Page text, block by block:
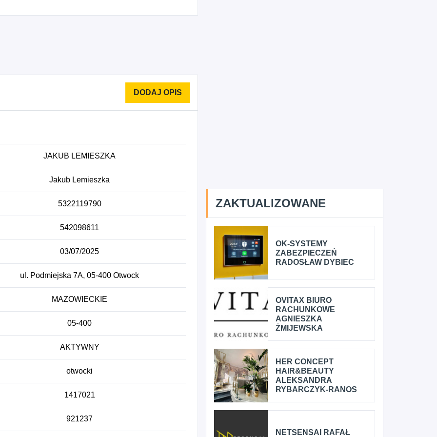
JAKUB LEMIESZKA
Jakub Lemieszka
5322119790
542098611
03/07/2025
ul. Podmiejska 7A, 05-400 Otwock
MAZOWIECKIE
05-400
AKTYWNY
otwocki
1417021
921237
ZAKTUALIZOWANE
OK-SYSTEMY
ZABEZPIECZEŃ
RADOSŁAW DYBIEC
OVITAX BIURO
RACHUNKOWE
AGNIESZKA
ŻMIJEWSKA
HER CONCEPT
HAIR&BEAUTY
ALEKSANDRA
RYBARCZYK-RANOS
NETSENSAI RAFAŁ